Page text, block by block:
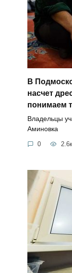
В
насчет
понимаем
Владельцы
Аминовка
0